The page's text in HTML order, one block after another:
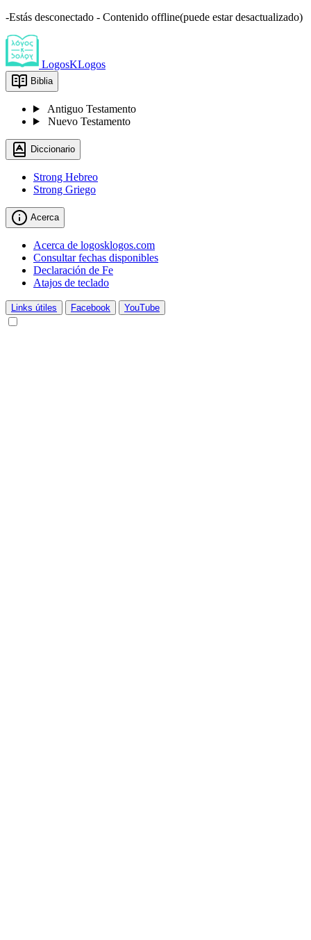
-Estás desconectado - Contenido offline(puede estar desactualizado)
LogosKLogos
Biblia
Antiguo Testamento
Nuevo Testamento
Diccionario
Strong Hebreo
Strong Griego
Acerca
Acerca de logosklogos.com
Consultar fechas disponibles
Declaración de Fe
Atajos de teclado
Links útiles Facebook YouTube